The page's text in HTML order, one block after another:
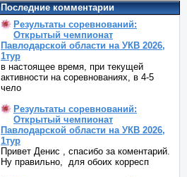
Последние комментарии
Результаты соревнований:
Открытый чемпионат
Павлодарской области на УКВ 2026,
1тур
в настоящее время, при текущей
активности на соревнованиях, в 4-5
чело
Результаты соревнований:
Открытый чемпионат
Павлодарской области на УКВ 2026,
1тур
Привет Денис , спасибо за коментарий.
Ну правильно, для обоих корресп